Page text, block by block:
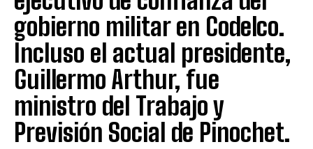
gobierno militar en Codelco.
Incluso el actual presidente,
Guillermo Arthur, fue
ministro del Trabajo y
Previsión Social de Pinochet.